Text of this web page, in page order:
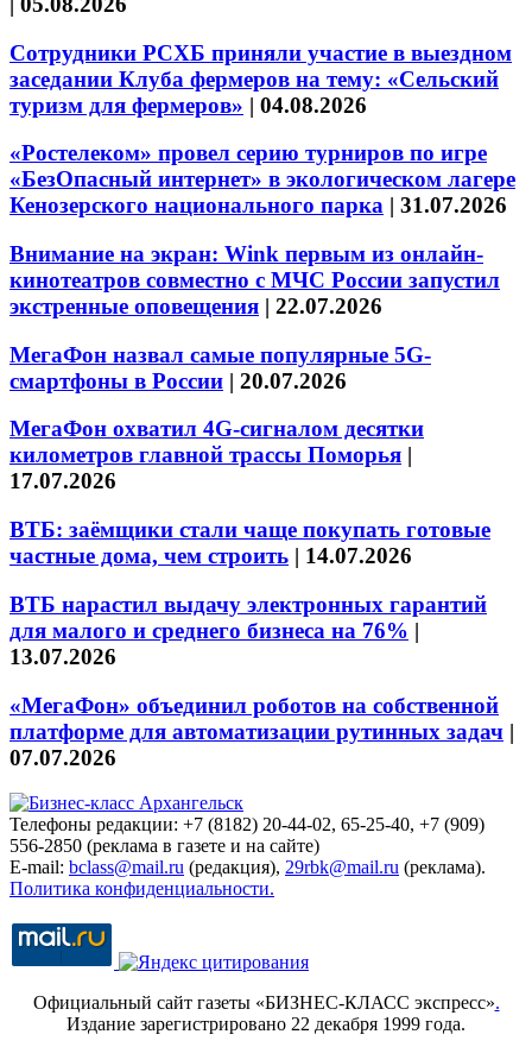
Сотрудники РСХБ приняли участие в выездном
заседании Клуба фермеров на тему: «Сельский
туризм для фермеров» | 04.08.2026
«Ростелеком» провел серию турниров по игре
«БезОпасный интернет» в экологическом лагере
Кенозерского национального парка | 31.07.2026
Внимание на экран: Wink первым из онлайн-
кинотеатров совместно с МЧС России запустил
экстренные оповещения | 22.07.2026
МегаФон назвал самые популярные 5G-
смартфоны в России | 20.07.2026
МегаФон охватил 4G-сигналом десятки
километров главной трассы Поморья |
17.07.2026
ВТБ: заёмщики стали чаще покупать готовые
частные дома, чем строить | 14.07.2026
ВТБ нарастил выдачу электронных гарантий
для малого и среднего бизнеса на 76% |
13.07.2026
«МегаФон» объединил роботов на собственной
платформе для автоматизации рутинных задач |
07.07.2026
Телефоны редакции: +7 (8182) 20-44-02, 65-25-40, +7 (909)
556-2850 (реклама в газете и на сайте)
E-mail: bclass@mail.ru (редакция), 29rbk@mail.ru (реклама).
Политика конфиденциальности.
Официальный сайт газеты «БИЗНЕС-КЛАСС экспресс».
Издание зарегистрировано 22 декабря 1999 года.